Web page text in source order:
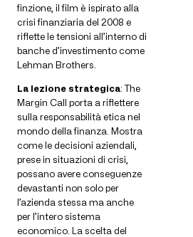
finzione, il film è ispirato alla
crisi finanziaria del 2008 e
riflette le tensioni all’interno di
banche d’investimento come
Lehman Brothers.
La lezione strategica: The
Margin Call porta a riflettere
sulla responsabilità etica nel
mondo della finanza. Mostra
come le decisioni aziendali,
prese in situazioni di crisi,
possano avere conseguenze
devastanti non solo per
l’azienda stessa ma anche
per l’intero sistema
economico. La scelta del